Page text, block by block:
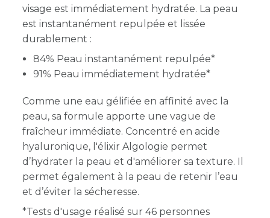
visage est immédiatement hydratée. La peau
est instantanément repulpée et lissée
durablement :
84% Peau instantanément repulpée*
91% Peau immédiatement hydratée*
Comme une eau gélifiée en affinité avec la
peau, sa formule apporte une vague de
fraîcheur immédiate. Concentré en acide
hyaluronique, l'élixir Algologie permet
d’hydrater la peau et d'améliorer sa texture. Il
permet également à la peau de retenir l’eau
et d’éviter la sécheresse.
*Tests d'usage réalisé sur 46 personnes